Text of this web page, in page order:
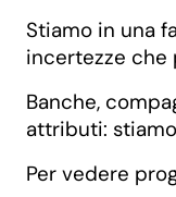
Stiamo in una
incertezze che
Banche,
attributi:
Per vedere